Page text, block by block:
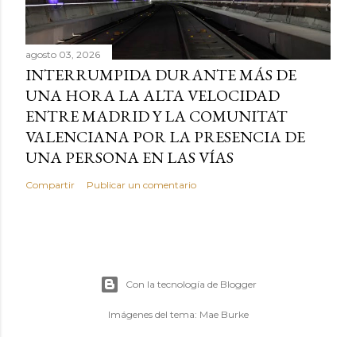
agosto 03, 2026
INTERRUMPIDA DURANTE MÁS DE
UNA HORA LA ALTA VELOCIDAD
ENTRE MADRID Y LA COMUNITAT
VALENCIANA POR LA PRESENCIA DE
UNA PERSONA EN LAS VÍAS
Compartir Publicar un comentario
Con la tecnología de Blogger
Imágenes del tema: Mae Burke